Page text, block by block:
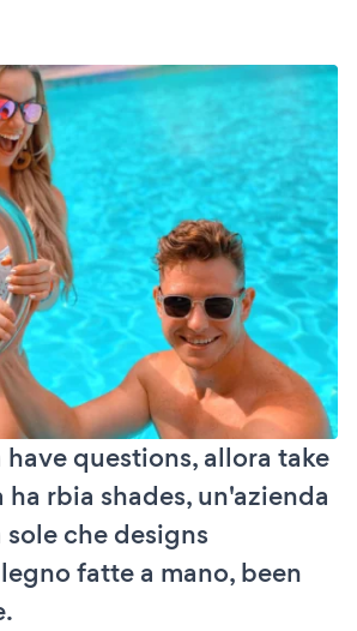
have questions, allora take
ha rbia shades, un'azienda
che designs
fatte a mano, been